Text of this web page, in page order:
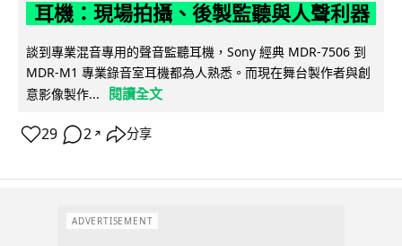
耳機：現場拍攝、後製監聽與人聲利器
談到專業混音專用的聲音監聽耳機，Sony 經典 MDR-7506 到
MDR-M1 專業錄音室耳機都為人熟悉。而現在舞台製作者與創
意影像製作...
閱讀全文
29 2 ↗ 分享
ADVERTISEMENT